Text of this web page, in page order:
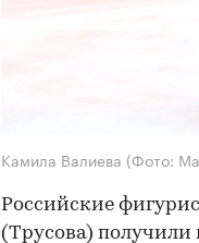
Камила Валиева (Фото:
Российские
(Трусова) получили